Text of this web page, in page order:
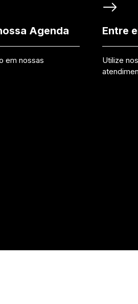
Agenda
em nossas
Entre
Utilize